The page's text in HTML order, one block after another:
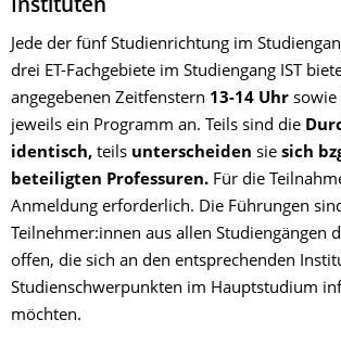
Instituten
Jede der fünf Studienrichtung im
drei ET-Fachgebiete im Studiengang IST
angegebenen Zeitfenstern 13-14 Uhr sowie
jeweils ein Programm an. Teils sind die
identisch, teils unterscheiden sie sich
beteiligten Professuren. Für die
Anmeldung erforderlich. Die Führungen
Teilnehmer:innen aus allen Studiengängen
offen, die sich an den entsprechenden
Studienschwerpunkten im Hauptstudium
möchten.